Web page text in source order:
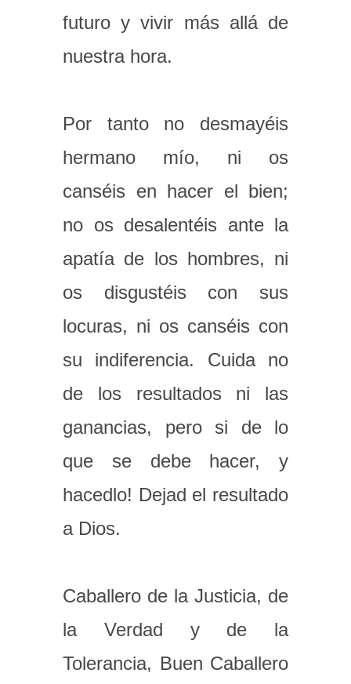
futuro y vivir más allá de
nuestra hora.
Por tanto no desmayéis
hermano mío, ni os
canséis en hacer el bien;
no os desalentéis ante la
apatía de los hombres, ni
os disgustéis con sus
locuras, ni os canséis con
su indiferencia. Cuida no
de los resultados ni las
ganancias, pero si de lo
que se debe hacer, y
hacedlo! Dejad el resultado
a Dios.
Caballero de la Justicia, de
la Verdad y de la
Tolerancia, Buen Caballero